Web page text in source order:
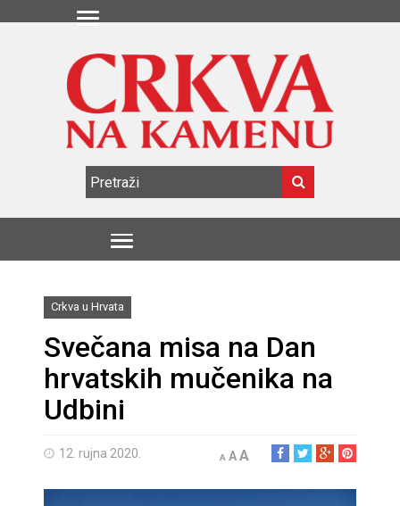
Crkva u Hrvata
Svečana misa na Dan
hrvatskih mučenika na
Udbini
12. rujna 2020. A AA